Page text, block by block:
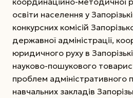
освіти населення у
конкурсних комісій
державної адміністрації,
юридичного руху в
науково-пошукового
проблем адміністративного
навчальних закладів